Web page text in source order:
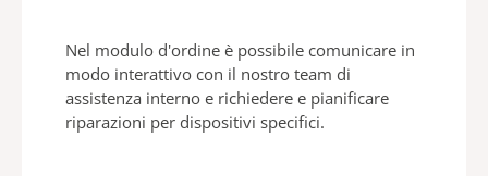
Nel modulo d'ordine è possibile comunicare in
modo interattivo con il nostro team di
assistenza interno e richiedere e pianificare
riparazioni per dispositivi specifici.